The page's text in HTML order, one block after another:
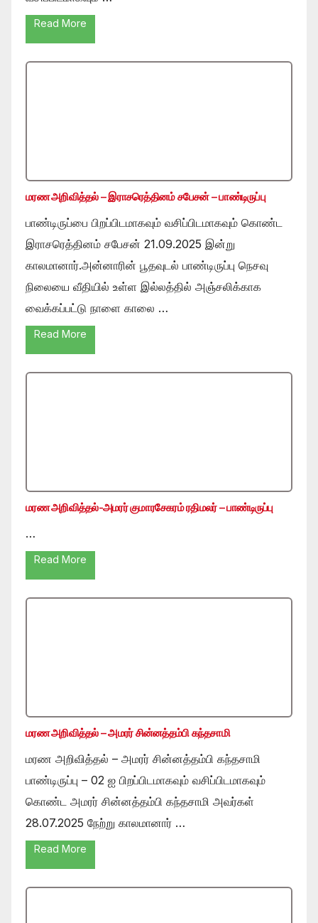
Read More
மரண அறிவித்தல் – இராசரெத்தினம் சபேசன் – பாண்டிருப்பு
பாண்டிருப்பை பிறப்பிடமாகவும் வசிப்பிடமாகவும் கொண்ட
இராசரெத்தினம் சபேசன் 21.09.2025 இன்று
காலமானார்.அன்னாரின் பூதவுடல் பாண்டிருப்பு நெசவு
நிலையை வீதியில் உள்ள இல்லத்தில் அஞ்சலிக்காக
வைக்கப்பட்டு நாளை காலை …
Read More
மரண அறிவித்தல்-அமரர் குமாரசேகரம் ரதிமலர் – பாண்டிருப்பு
…
Read More
மரண அறிவித்தல் – அமரர் சின்னத்தம்பி கந்தசாமி
மரண அறிவித்தல் – அமரர் சின்னத்தம்பி கந்தசாமி
பாண்டிருப்பு – 02 ஐ பிறப்பிடமாகவும் வசிப்பிடமாகவும்
கொண்ட அமரர் சின்னத்தம்பி கந்தசாமி அவர்கள்
28.07.2025 நேற்று காலமானார் …
Read More